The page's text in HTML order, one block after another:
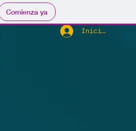
Comienza ya
Iniciar sesión